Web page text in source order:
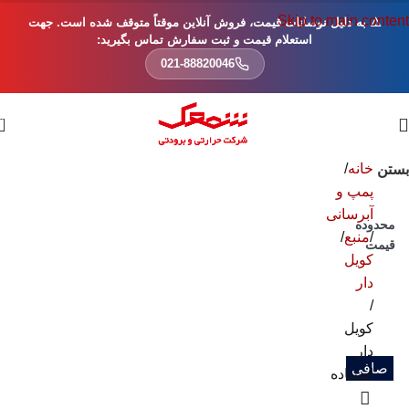
Skip to main content
⚠️ به دلیل نوسانات قیمت، فروش آنلاین موقتاً متوقف شده است. جهت
استعلام قیمت و ثبت سفارش تماس بگیرید:
021-88820046
بستن
محدوده
قیمت
صافی
خانه
پمپ و
آبرسانی
منبع
کویل
دار
کویل
دار
ایستاده